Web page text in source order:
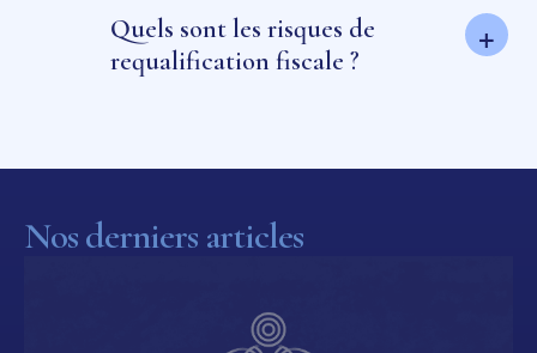
Quels sont les risques de
requalification fiscale ?
+
Nos derniers articles